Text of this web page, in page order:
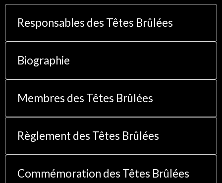
Responsables des Têtes Brûlées
Biographie
Membres des Têtes Brûlées
Règlement des Têtes Brûlées
Commémoration des Têtes Brûlées